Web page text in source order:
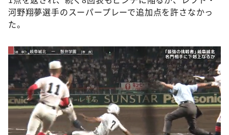
河野翔夢選手のスーパープレーで追加点を許さなかっ
た。